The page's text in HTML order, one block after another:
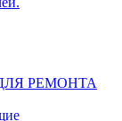
РЕМОНТА